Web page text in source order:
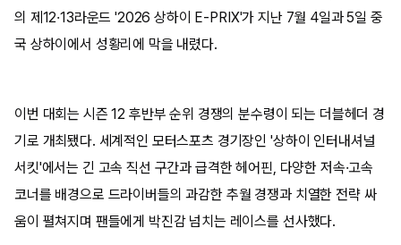
의 제12·13라운드 '2026 상하이 E-PRIX'가 지난 7월 4일과 5일 중
국 상하이에서 성황리에 막을 내렸다.
이번 대회는 시즌 12 후반부 순위 경쟁의 분수령이 되는 더블헤더 경
기로 개최됐다. 세계적인 모터스포츠 경기장인 '상하이 인터내셔널
서킷'에서는 긴 고속 직선 구간과 급격한 헤어핀, 다양한 저속·고속
코너를 배경으로 드라이버들의 과감한 추월 경쟁과 치열한 전략 싸
움이 펼쳐지며 팬들에게 박진감 넘치는 레이스를 선사했다.